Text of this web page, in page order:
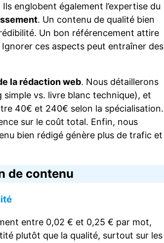
englobent également l’expertise du
. Un contenu de qualité bien
Un bon référencement attire
ces aspects peut entraîner des
la rédaction web. Nous détaillerons
vs. livre blanc technique), et
40€ et 240€ selon la spécialisation.
sur le coût total. Enfin, nous
bien rédigé génère plus de trafic et
de contenu
entre 0,02 € et 0,25 € par mot,
plutôt que la qualité, surtout sur les